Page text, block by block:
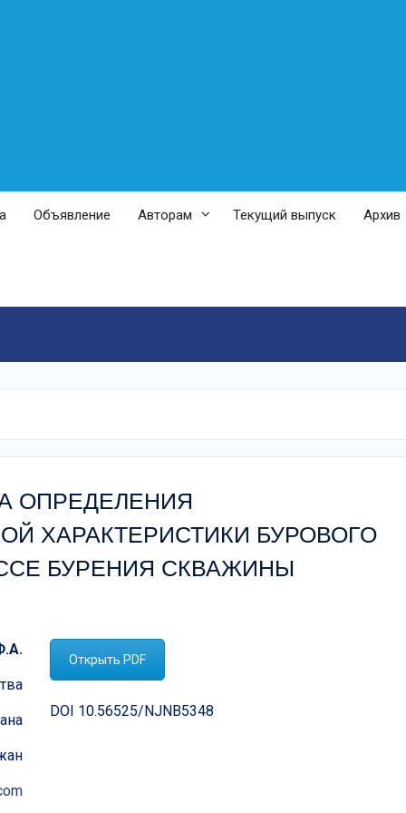
Объявление Авторам Текущий выпуск Архив
ОПРЕДЕЛЕНИЯ
ХАРАКТЕРИСТИКИ БУРОВОГО
БУРЕНИЯ СКВАЖИНЫ
Открыть PDF
DOI 10.56525/NJNB5348